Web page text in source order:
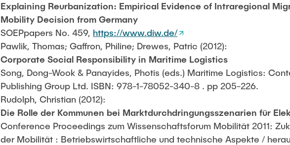
Explaining Reurbanization: Empirical Evidence of Intraregional
Mobility Decision from Germany
SOEPpapers No. 459, https://www.diw.de/
Pawlik, Thomas; Gaffron, Philine; Drewes, Patric (2012):
Corporate Social Responsibility in Maritime Logistics
Song, Dong-Wook & Panayides, Photis (eds.) Maritime Logistics:
Publishing Group Ltd. ISBN: 978-1-78052-340-8 . pp 205-226.
Rudolph, Christian (2012):
Die Rolle der Kommunen bei Marktdurchdringungsszenarien für
Conference Proceedings zum Wissenschaftsforum Mobilität 2011:
der Mobilität : Betriebswirtschaftliche und technische Aspekte /